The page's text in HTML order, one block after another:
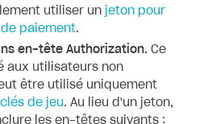
utiliser un jeton pour
paiement.
en-tête Authorization. Ce
aux utilisateurs non
être utilisé uniquement
de jeu . Au lieu d'un jeton,
les en-têtes suivants :